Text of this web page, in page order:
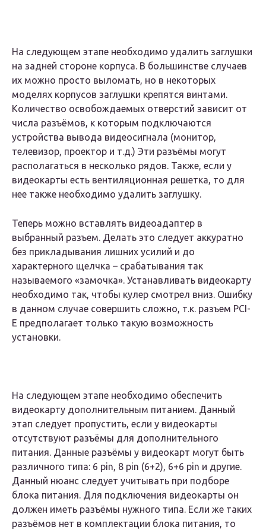
На следующем этапе необходимо удалить заглушки
на задней стороне корпуса. В большинстве случаев
их можно просто выломать, но в некоторых
моделях корпусов заглушки крепятся винтами.
Количество освобождаемых отверстий зависит от
числа разъёмов, к которым подключаются
устройства вывода видеосигнала (монитор,
телевизор, проектор и т.д.) Эти разъёмы могут
располагаться в несколько рядов. Также, если у
видеокарты есть вентиляционная решетка, то для
нее также необходимо удалить заглушку.
Теперь можно вставлять видеоадаптер в
выбранный разъем. Делать это следует аккуратно
без прикладывания лишних усилий и до
характерного щелчка – срабатывания так
называемого «замочка». Устанавливать видеокарту
необходимо так, чтобы кулер смотрел вниз. Ошибку
в данном случае совершить сложно, т.к. разъем PCI-
E предполагает только такую возможность
установки.
На следующем этапе необходимо обеспечить
видеокарту дополнительным питанием. Данный
этап следует пропустить, если у видеокарты
отсутствуют разъёмы для дополнительного
питания. Данные разъёмы у видеокарт могут быть
различного типа: 6 pin, 8 pin (6+2), 6+6 pin и другие.
Данный нюанс следует учитывать при подборе
блока питания. Для подключения видеокарты он
должен иметь разъёмы нужного типа. Если же таких
разъёмов нет в комплектации блока питания, то